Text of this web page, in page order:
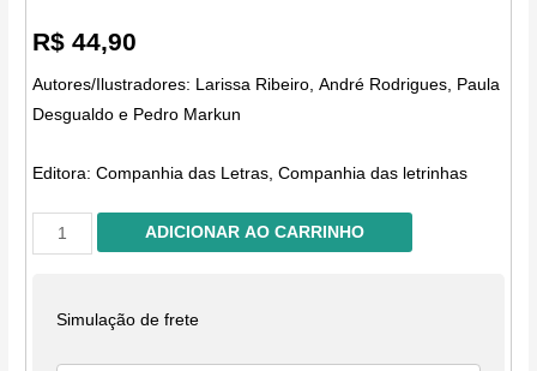
R$ 44,90
Autores/Ilustradores: Larissa Ribeiro, André Rodrigues, Paula
Desgualdo e Pedro Markun
Editora: Companhia das Letras, Companhia das letrinhas
Quem
manda
quantidade
ADICIONAR AO CARRINHO
Simulação de frete